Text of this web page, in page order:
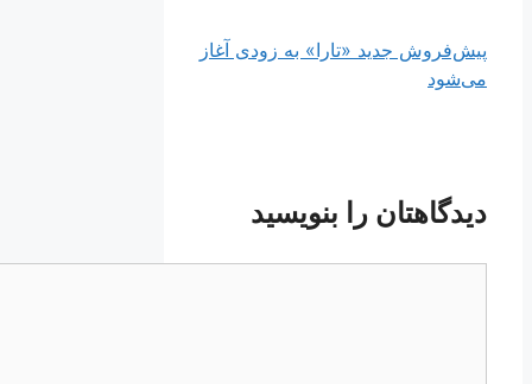
پیش‌فروش جدید «تارا» به زودی آغاز
می‌شود
دیدگاهتان را بنویسید